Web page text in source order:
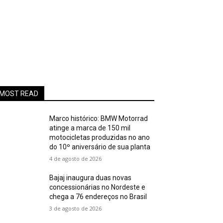
MOST READ
Marco histórico: BMW Motorrad
atinge a marca de 150 mil
motocicletas produzidas no ano
do 10º aniversário de sua planta
4 de agosto de 2026
Bajaj inaugura duas novas
concessionárias no Nordeste e
chega a 76 endereços no Brasil
3 de agosto de 2026